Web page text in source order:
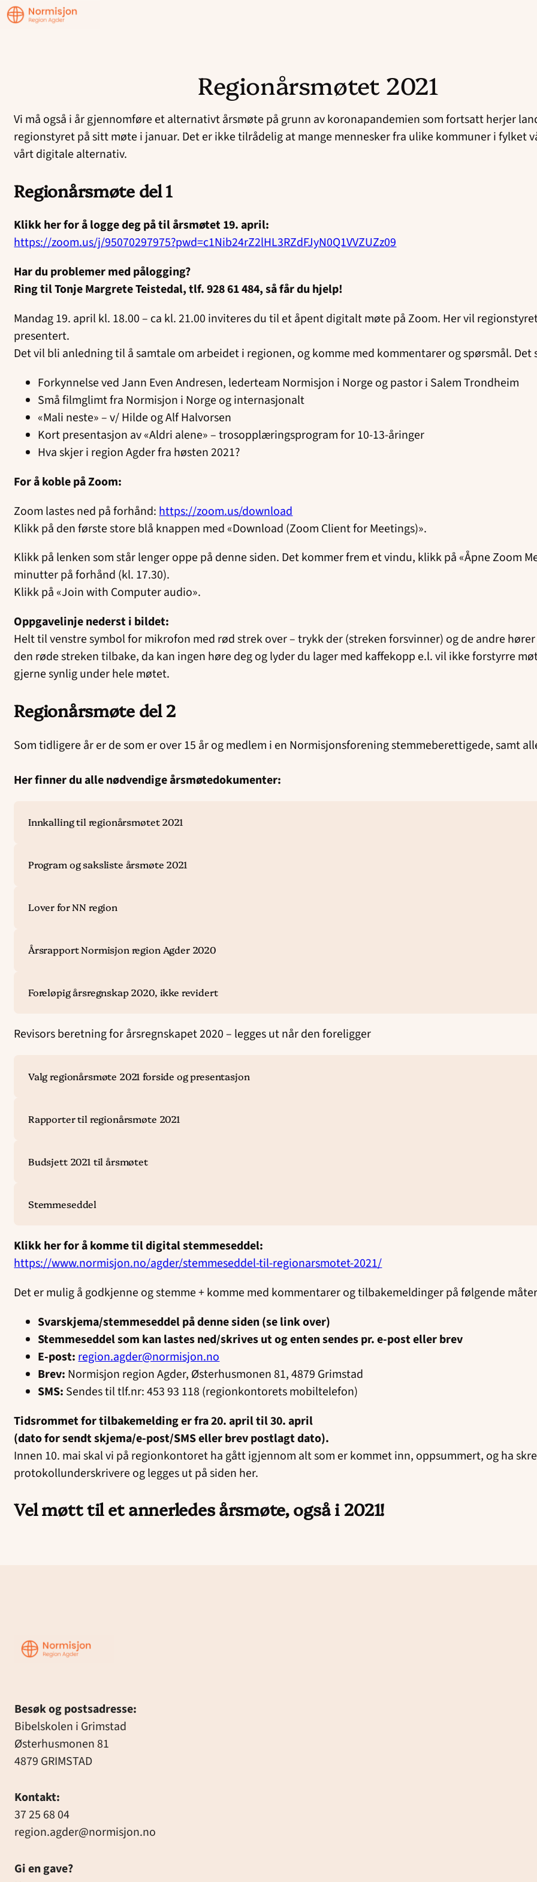
innhold
Region
Agder
Regionårsmøtet 2021
Vi må også i år gjennomføre et alternativt årsmøte på grunn av koronapandemien som fortsatt herjer
regionstyret på sitt møte i januar. Det er ikke tilrådelig at mange mennesker fra ulike kommuner i fylket
vårt digitale alternativ.
Regionårsmøte del 1
Klikk her for å logge deg på til årsmøtet 19. april:
https://zoom.us/j/95070297975?pwd=c1Nib24rZ2lHL3RZdFJyN0Q1VVZUZz09
Har du problemer med pålogging?
Ring til Tonje Margrete Teistedal, tlf. 928 61 484, så får du hjelp!
Mandag 19. april kl. 18.00 – ca kl. 21.00 inviteres du til et åpent digitalt møte på Zoom. Her vil
presentert.
Det vil bli anledning til å samtale om arbeidet i regionen, og komme med kommentarer og spørsmål. Det
Forkynnelse ved Jann Even Andresen, lederteam Normisjon i Norge og pastor i Salem Trondheim
Små filmglimt fra Normisjon i Norge og internasjonalt
«Mali neste» – v/ Hilde og Alf Halvorsen
Kort presentasjon av «Aldri alene» – trosopplæringsprogram for 10-13-åringer
Hva skjer i region Agder fra høsten 2021?
For å koble på Zoom:
Zoom lastes ned på forhånd: https://zoom.us/download
Klikk på den første store blå knappen med «Download (Zoom Client for Meetings)».
Klikk på lenken som står lenger oppe på denne siden. Det kommer frem et vindu, klikk på «Åpne Zoom
minutter på forhånd (kl. 17.30).
Klikk på «Join with Computer audio».
Oppgavelinje nederst i bildet:
Helt til venstre symbol for mikrofon med rød strek over – trykk der (streken forsvinner) og de andre
den røde streken tilbake, da kan ingen høre deg og lyder du lager med kaffekopp e.l. vil ikke forstyrre
gjerne synlig under hele møtet.
Regionårsmøte del 2
Som tidligere år er de som er over 15 år og medlem i en Normisjonsforening stemmeberettigede, samt
Her finner du alle nødvendige årsmøtedokumenter:
Innkalling til regionårsmøtet 2021
Program og saksliste årsmøte 2021
Lover for NN region
Årsrapport Normisjon region Agder 2020
Foreløpig årsregnskap 2020, ikke revidert
Revisors beretning for årsregnskapet 2020 – legges ut når den foreligger
Valg regionårsmøte 2021 forside og presentasjon
Rapporter til regionårsmøte 2021
Budsjett 2021 til årsmøtet
Stemmeseddel
Klikk her for å komme til digital stemmeseddel:
https://www.normisjon.no/agder/stemmeseddel-til-regionarsmotet-2021/
Det er mulig å godkjenne og stemme + komme med kommentarer og tilbakemeldinger på følgende
Svarskjema/stemmeseddel på denne siden (se link over)
Stemmeseddel som kan lastes ned/skrives ut og enten sendes pr. e-post eller brev
E-post:region.agder@normisjon.no
Brev: Normisjon region Agder, Østerhusmonen 81, 4879 Grimstad
SMS: Sendes til tlf.nr: 453 93 118 (regionkontorets mobiltelefon)
Tidsrommet for tilbakemelding er fra 20. april til 30. april
(dato for sendt skjema/e-post/SMS eller brev postlagt dato).
Innen 10. mai skal vi på regionkontoret ha gått igjennom alt som er kommet inn, oppsummert, og ha
protokollunderskrivere og legges ut på siden her.
Vel møtt til et annerledes årsmøte, også i 2021!
Region
Agder
Besøk og postsadresse:
Bibelskolen i Grimstad
Østerhusmonen 81
4879 GRIMSTAD
Kontakt:
37 25 68 04
region.agder@normisjon.no
Gi en gave?